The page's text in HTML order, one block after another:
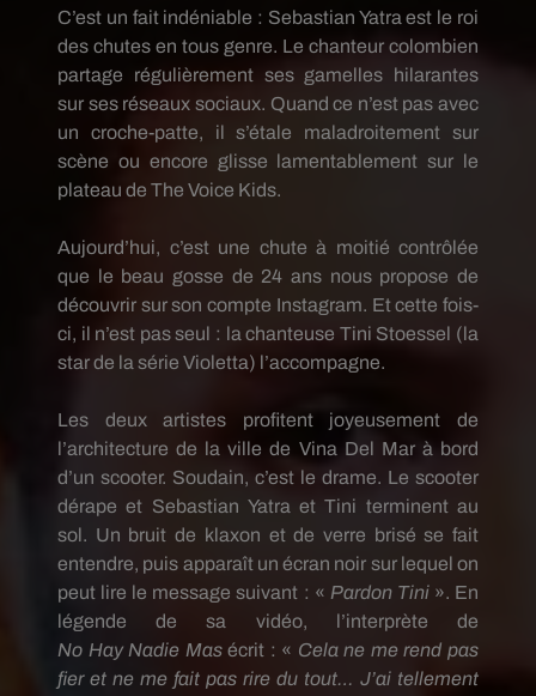
C’est un fait indéniable : Sebastian Yatra est le roi
des chutes en tous genre. Le chanteur colombien
partage régulièrement ses gamelles hilarantes
sur ses réseaux sociaux. Quand ce n’est pas avec
un croche-patte, il s’étale maladroitement sur
scène ou encore glisse lamentablement sur le
plateau de The Voice Kids.
Aujourd’hui, c’est une chute à moitié contrôlée
que le beau gosse de 24 ans nous propose de
découvrir sur son compte Instagram. Et cette fois-
ci, il n’est pas seul : la chanteuse Tini Stoessel (la
star de la série Violetta) l’accompagne.
Les deux artistes profitent joyeusement de
l’architecture de la ville de Vina Del Mar à bord
d’un scooter. Soudain, c’est le drame. Le scooter
dérape et Sebastian Yatra et Tini terminent au
sol. Un bruit de klaxon et de verre brisé se fait
entendre, puis apparaît un écran noir sur lequel on
peut lire le message suivant : « Pardon Tini ». En
légende de sa vidéo, l’interprète de
No Hay Nadie Masécrit : « Cela ne me rend pas
fier et ne me fait pas rire du tout… J’ai tellement